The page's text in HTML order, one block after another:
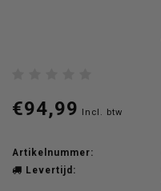
€94,99 Incl. btw
Artikelnummer:
Levertijd: